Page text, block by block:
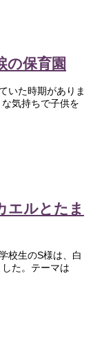
の保育園
いた時期がありま
気持ちで子供を
エルとたま
校生のS様は、白
た。テーマは